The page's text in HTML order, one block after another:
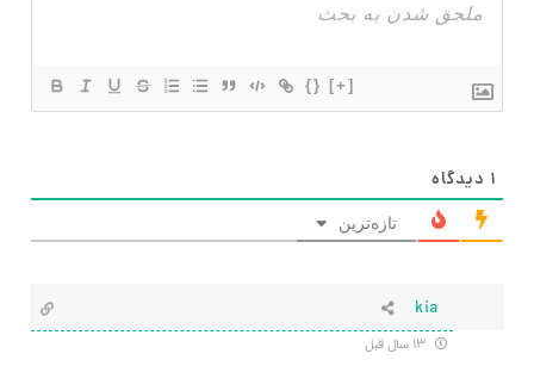
{} [+]
۱ دیدگاه
تازه‌ترین
kia